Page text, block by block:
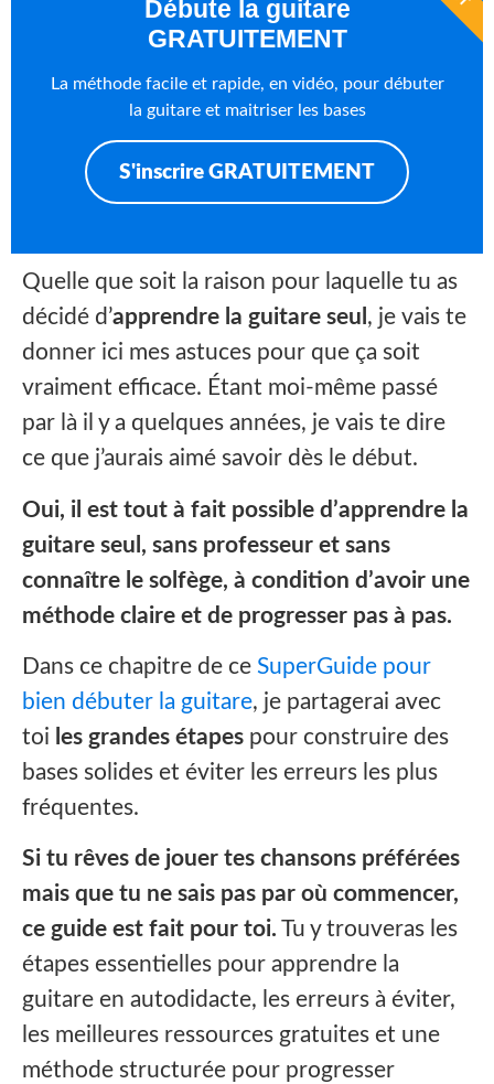
Débute la guitare
GRATUITEMENT
La méthode facile et rapide, en vidéo, pour débuter
la guitare et maitriser les bases
S'inscrire GRATUITEMENT
Quelle que soit la raison pour laquelle tu as
décidé d’apprendre la guitare seul , je vais te
donner ici mes astuces pour que ça soit
vraiment efficace. Étant moi-même passé
par là il y a quelques années, je vais te dire
ce que j’aurais aimé savoir dès le début.
Oui, il est tout à fait possible d’apprendre la
guitare seul, sans professeur et sans
connaître le solfège, à condition d’avoir une
méthode claire et de progresser pas à pas.
Dans ce chapitre de ce SuperGuide pour
bien débuter la guitare, je partagerai avec
toi les grandes étapes pour construire des
bases solides et éviter les erreurs les plus
fréquentes.
Si tu rêves de jouer tes chansons préférées
mais que tu ne sais pas par où commencer,
ce guide est fait pour toi. Tu y trouveras les
étapes essentielles pour apprendre la
guitare en autodidacte, les erreurs à éviter,
les meilleures ressources gratuites et une
méthode structurée pour progresser